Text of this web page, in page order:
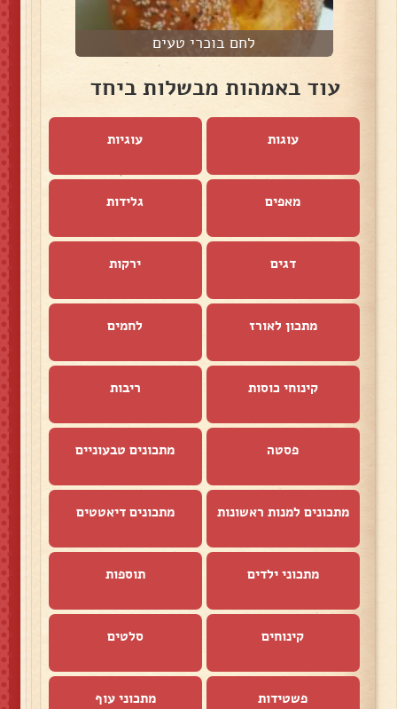
לחם בוכרי טעים
עוד באמהות מבשלות ביחד
עוגות עוגיות
מאפים גלידות
דגים ירקות
מתכון לאורז לחמים
קינוחי כוסות ריבות
פסטה מתכונים טבעוניים
מתכונים למנות ראשונות מתכונים דיאטטים
מתכוני ילדים תוספות
קינוחים סלטים
פשטידות מתכוני עוף